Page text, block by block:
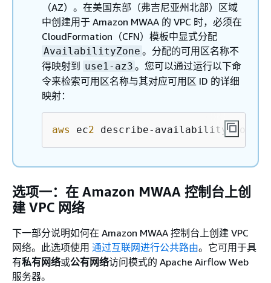
（AZ）。在美国东部（弗吉尼亚州北部）区域
中创建用于 Amazon MWAA 的 VPC 时，必须在
CloudFormation（CFN）模板中显式分配
AvailabilityZone 。分配的可用区名称不
得映射到 use1-az3 。您可以通过运行以下命
令来检索可用区名称与其对应可用区 ID 的详细
映射：
aws ec2 describe-availability-zones
选项一：在 Amazon MWAA 控制台上创
建 VPC 网络
下一部分说明如何在 Amazon MWAA 控制台上创建 VPC
网络。此选项使用 通过互联网进行公共路由。它可用于具
有私有网络或公有网络访问模式的 Apache Airflow Web
服务器。